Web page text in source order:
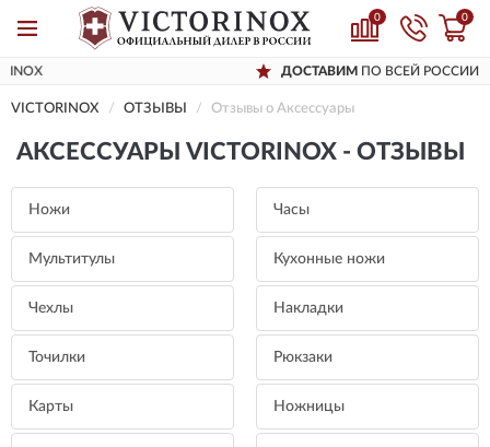
0 0
ПО ВСЕЙ РОССИИ
VICTORINOX ОТЗЫВЫ Отзывы о Aксессуары
AКСЕССУАРЫ VICTORINOX - ОТЗЫВЫ
Ножи Часы
Мультитулы Кухонные ножи
Чехлы Накладки
Точилки Рюкзаки
Карты Ножницы